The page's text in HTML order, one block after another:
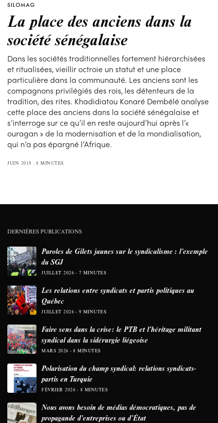
SILOMAG
La place des anciens dans la
société sénégalaise
Dans les sociétés traditionnelles fortement hiérarchisées
et ritualisées, vieillir octroie un statut et une place
particulière dans la communauté. Les anciens sont les
compagnons privilégiés des rois, les détenteurs de la
tradition, des rites. Khadidiatou Konaré Dembélé analyse
cette place des anciens dans la société sénégalaise et
s’interroge sur ce qu’il en reste aujourd’hui après l’«
ouragan » de la modernisation et de la mondialisation,
qui n’a pas épargné l’Afrique.
JUIN 2019 8 MINUTES
DERNIÈRES PUBLICATIONS
Paroles de Gilets jaunes sur le syndicalisme : l’exemple
du SGJ
JUILLET 2026 7 MINUTES
Les relations entre syndicats et partis politiques au
Québec
JUILLET 2026 9 MINUTES
Faire sens dans la crise: le PTB et l’héritage militant
syndical dans la sidérurgie liégeoise
MARS 2026 8 MINUTES
Polarisation du champ syndical: relations syndicats-
partis en Turquie
FÉVRIER 2026 8 MINUTES
Nous avons besoin de médias démocratiques, pas de
propagande d’entreprises ou d’État